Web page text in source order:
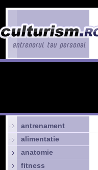
antrenament
alimentatie
anatomie
fitness